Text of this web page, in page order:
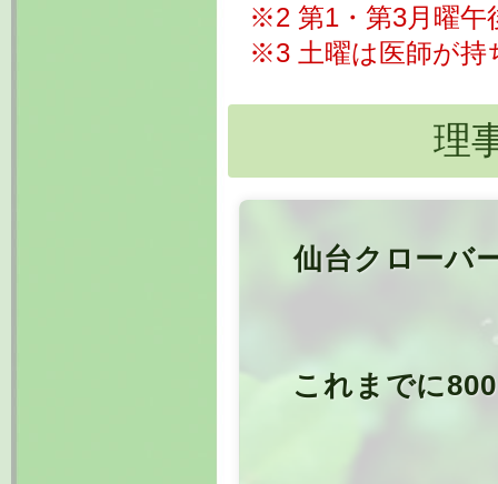
※2 第1・第3月曜午
※3 土曜は医師が持
理
仙台クローバ
これまでに